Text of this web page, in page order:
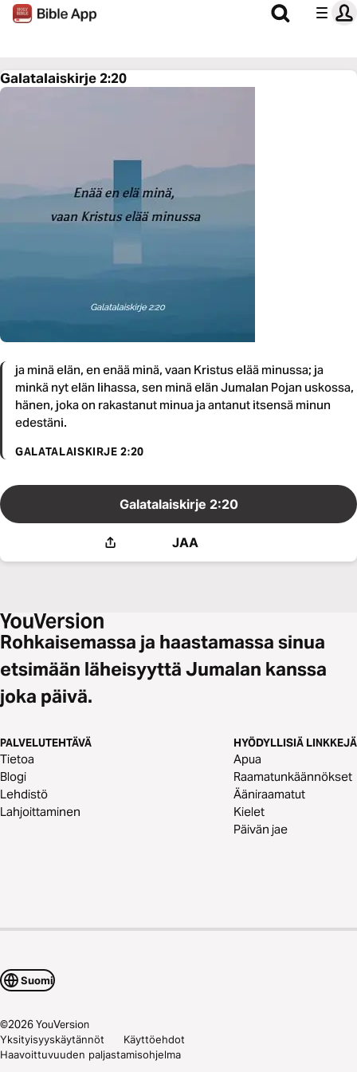
Galatalaiskirje 2:20
ja minä elän, en enää minä, vaan Kristus elää minussa; ja
minkä nyt elän lihassa, sen minä elän Jumalan Pojan uskossa,
hänen, joka on rakastanut minua ja antanut itsensä minun
edestäni.
GALATALAISKIRJE 2:20
Galatalaiskirje 2:20
JAA
Rohkaisemassa ja haastamassa sinua
etsimään läheisyyttä Jumalan kanssa
joka päivä.
PALVELUTEHTÄVÄ
Tietoa
Blogi
Lehdistö
Lahjoittaminen
HYÖDYLLISIÄ LINKKEJÄ
Apua
Raamatunkäännökset
Ääniraamatut
Kielet
Päivän jae
Suomi
©2026YouVersion
Yksityisyyskäytännöt
Käyttöehdot
Haavoittuvuuden paljastamisohjelma